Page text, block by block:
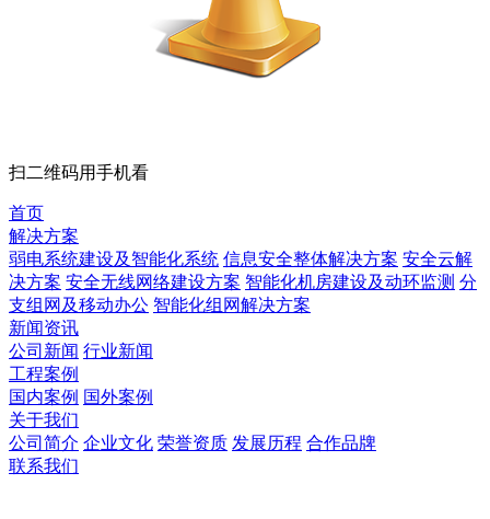
扫二维码用手机看
首页
解决方案
弱电系统建设及智能化系统 信息安全整体解决方案 安全云解
决方案 安全无线网络建设方案 智能化机房建设及动环监测 分
支组网及移动办公 智能化组网解决方案
新闻资讯
公司新闻 行业新闻
工程案例
国内案例 国外案例
关于我们
公司简介 企业文化 荣誉资质 发展历程 合作品牌
联系我们